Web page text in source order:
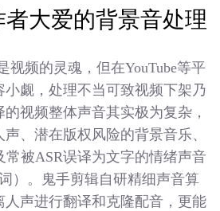
者大爱的背景音处理
视频的灵魂，但在YouTube等平
小觑，处理不当可致视频下架乃
视频整体声音其实极为复杂，
、潜在版权风险的背景音乐、
被ASR误译为文字的情绪声音
）。鬼手剪辑自研精细声音算
声进行翻译和克隆配音，更能